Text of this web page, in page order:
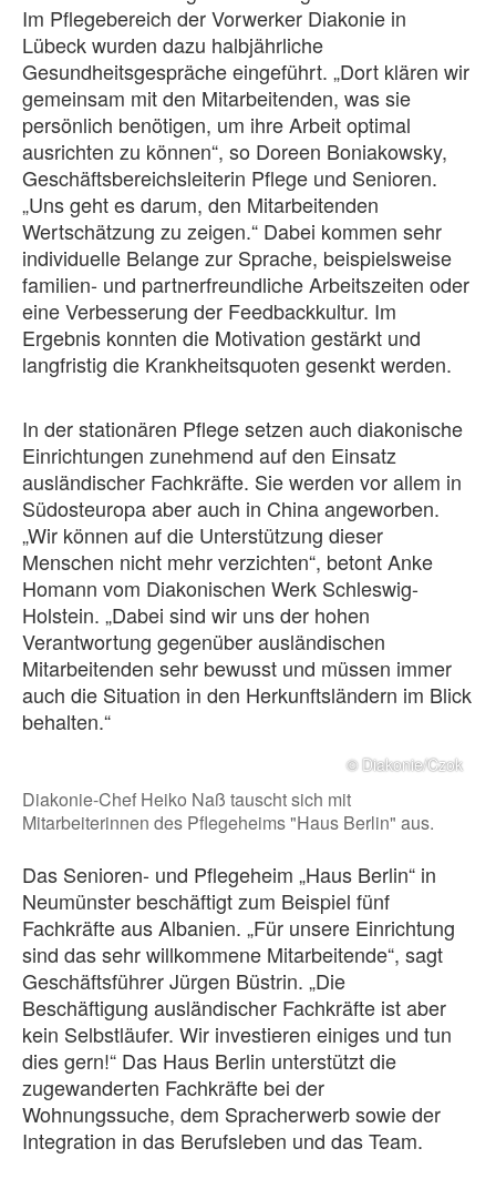
Im Pflegebereich der Vorwerker Diakonie in
Lübeck wurden dazu halbjährliche
Gesundheitsgespräche eingeführt. „Dort klären wir
gemeinsam mit den Mitarbeitenden, was sie
persönlich benötigen, um ihre Arbeit optimal
ausrichten zu können“, so Doreen Boniakowsky,
Geschäftsbereichsleiterin Pflege und Senioren.
„Uns geht es darum, den Mitarbeitenden
Wertschätzung zu zeigen.“ Dabei kommen sehr
individuelle Belange zur Sprache, beispielsweise
familien- und partnerfreundliche Arbeitszeiten oder
eine Verbesserung der Feedbackkultur. Im
Ergebnis konnten die Motivation gestärkt und
langfristig die Krankheitsquoten gesenkt werden.
In der stationären Pflege setzen auch diakonische
Einrichtungen zunehmend auf den Einsatz
ausländischer Fachkräfte. Sie werden vor allem in
Südosteuropa aber auch in China angeworben.
„Wir können auf die Unterstützung dieser
Menschen nicht mehr verzichten“, betont Anke
Homann vom Diakonischen Werk Schleswig-
Holstein. „Dabei sind wir uns der hohen
Verantwortung gegenüber ausländischen
Mitarbeitenden sehr bewusst und müssen immer
auch die Situation in den Herkunftsländern im Blick
behalten.“
Diakonie-Chef Heiko Naß tauscht sich mit
Mitarbeiterinnen des Pflegeheims "Haus Berlin" aus.
© Diakonie/Czok
Das Senioren- und Pflegeheim „Haus Berlin“ in
Neumünster beschäftigt zum Beispiel fünf
Fachkräfte aus Albanien. „Für unsere Einrichtung
sind das sehr willkommene Mitarbeitende“, sagt
Geschäftsführer Jürgen Büstrin. „Die
Beschäftigung ausländischer Fachkräfte ist aber
kein Selbstläufer. Wir investieren einiges und tun
dies gern!“ Das Haus Berlin unterstützt die
zugewanderten Fachkräfte bei der
Wohnungssuche, dem Spracherwerb sowie der
Integration in das Berufsleben und das Team.